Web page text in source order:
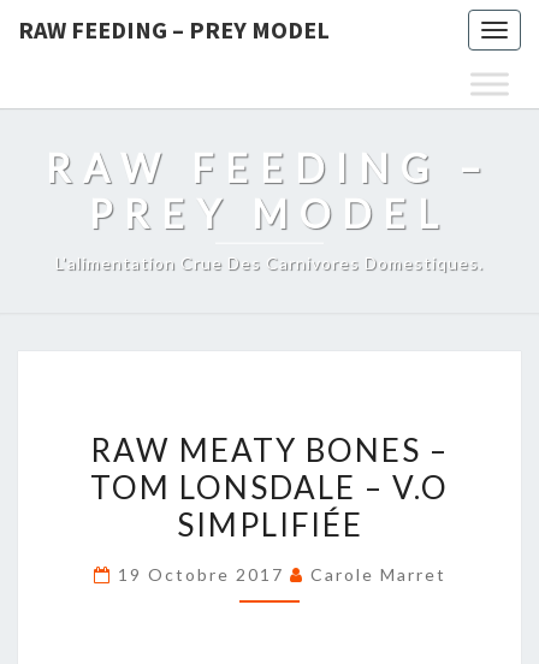
RAW FEEDING – PREY MODEL
RAW FEEDING –
PREY MODEL
L'alimentation Crue Des Carnivores Domestiques.
MEATY
BONES
LONSDALE
RAW MEATY BONES –
TOM LONSDALE – V.O
SIMPLIFIÉE
19 Octobre 2017 Carole Marret